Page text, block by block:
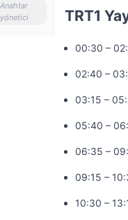
Anahtar
yönetici
TRT1
00:30 –
02:40 –
03:15 –
05:40 –
06:35 –
09:15 –
10:30 –